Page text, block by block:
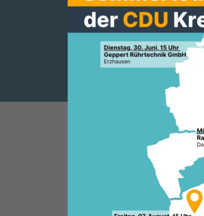
MANFRED
RBEIT
Der schwere Waldbrand
Anwohner im weiteren
freiwilligen
unterstützt von Kräften
und Frankfurt haben in